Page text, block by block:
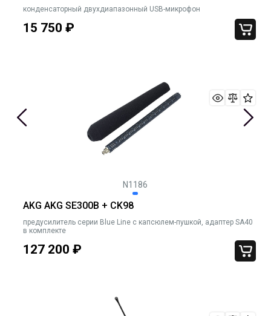
конденсаторный двухдиапазонный USB-микрофон
15 750 ₽
N1186
AKG AKG SE300B + CK98
предусилитель серии Blue Line c капсюлем-пушкой, адаптер SA40
в комплекте
127 200 ₽